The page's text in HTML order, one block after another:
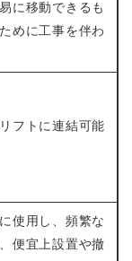
に移動できるも
めに工事を伴わ
フトに連結可能
使用し、頻繁な
便宜上設置や撤